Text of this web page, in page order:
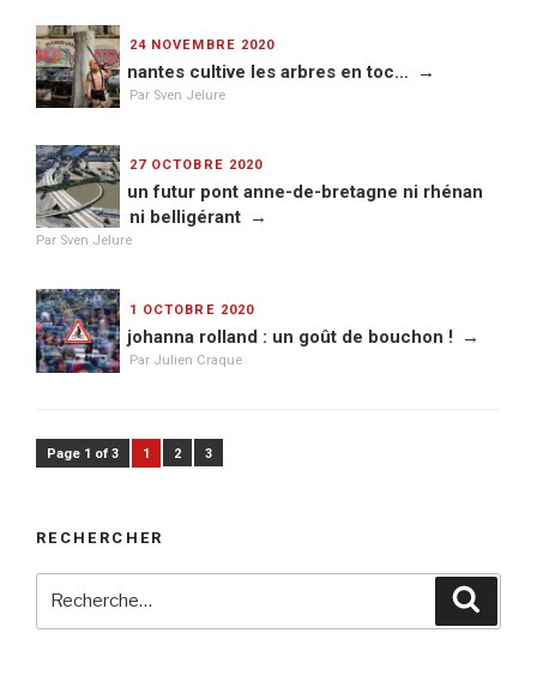
24 NOVEMBRE 2020
nantes cultive les arbres en toc…
Par Sven Jelure
27 OCTOBRE 2020
un futur pont anne-de-bretagne ni rhénan
ni belligérant
Par Sven Jelure
1 OCTOBRE 2020
johanna rolland : un goût de bouchon !
Par Julien Craque
Page 1 of 3 1 2 3
RECHERCHER